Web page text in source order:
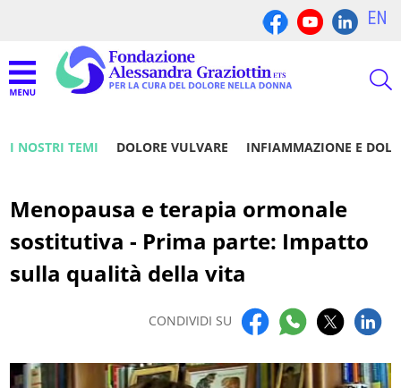
EN
I NOSTRI TEMI DOLORE VULVARE INFIAMMAZIONE E
Menopausa e terapia ormonale
sostitutiva - Prima parte: Impatto
sulla qualità della vita
CONDIVIDI SU